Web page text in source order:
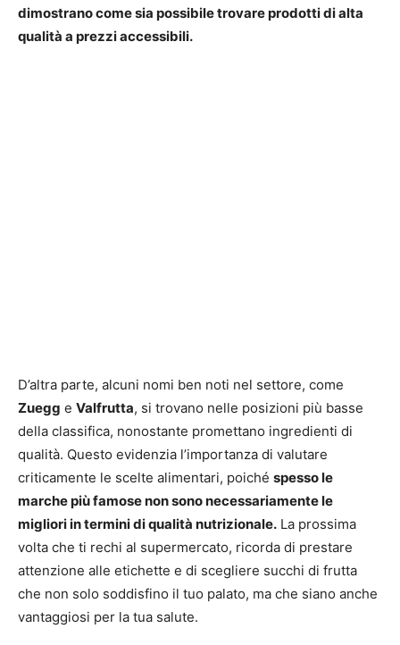
dimostrano come sia possibile trovare prodotti di alta
qualità a prezzi accessibili.
D’altra parte, alcuni nomi ben noti nel settore, come
Zuegg e Valfrutta, si trovano nelle posizioni più basse
della classifica, nonostante promettano ingredienti di
qualità. Questo evidenzia l’importanza di valutare
criticamente le scelte alimentari, poiché spesso le
marche più famose non sono necessariamente le
migliori in termini di qualità nutrizionale. La prossima
volta che ti rechi al supermercato, ricorda di prestare
attenzione alle etichette e di scegliere succhi di frutta
che non solo soddisfino il tuo palato, ma che siano anche
vantaggiosi per la tua salute.